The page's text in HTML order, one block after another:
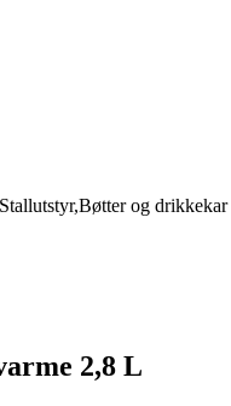
og drikkekar
2,8 L